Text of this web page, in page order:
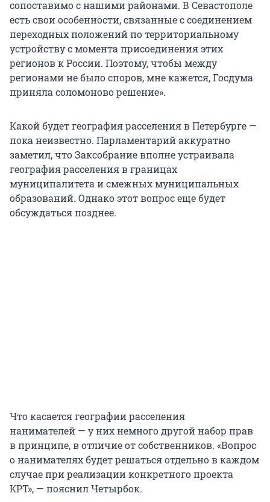
сопоставимо с нашими районами. В Севастополе
есть свои особенности, связанные с соединением
переходных положений по территориальному
устройству с момента присоединения этих
регионов к России. Поэтому, чтобы между
регионами не было споров, мне кажется, Госдума
приняла соломоново решение».
Какой будет география расселения в Петербурге —
пока неизвестно. Парламентарий аккуратно
заметил, что Заксобрание вполне устраивала
география расселения в границах
муниципалитета и смежных муниципальных
образований. Однако этот вопрос еще будет
обсуждаться позднее.
Что касается географии расселения
нанимателей — у них немного другой набор прав
в принципе, в отличие от собственников. «Вопрос
о нанимателях будет решаться отдельно в каждом
случае при реализации конкретного проекта
КРТ», — пояснил Четырбок.